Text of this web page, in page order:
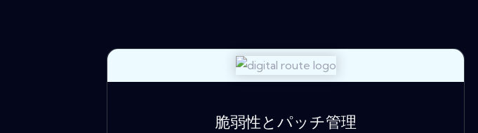
脆弱性とパッチ管理